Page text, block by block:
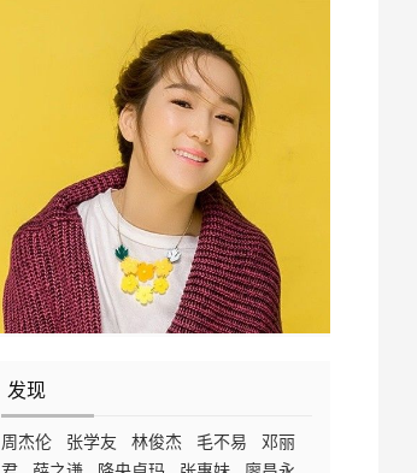
发现
周杰伦 张学友 林俊杰 毛不易
邓丽